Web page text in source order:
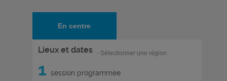
En centre
Lieux et dates - Sélectionner une région
1 session programmée